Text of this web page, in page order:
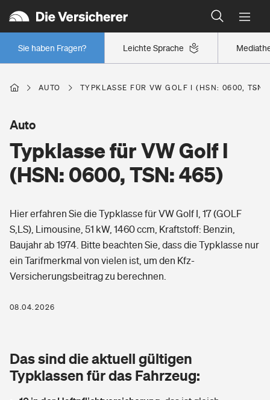
Leichte Sprache
Sie haben Fragen?
Wer versichert was: Jetzt Versicherer finden
Regionalklassen: So ist Ihre Region eingestuft
Wer versichert was: Jetzt Versicherer finden
Berufsunfähigkeitsversicherung
Erwerbsunfähigkeitsversicherung
Grundfähigkeitsversicherung
Arbeitsrechtsschutz
Berufshaftpflichtversicherung
Zur Übersicht
Tools
Wohnen
Glasversicherung
Freizeit
Pri­vate Haft­pflicht­
Kinderunfall­ver­si­che­rung
Gesundheit
Private Krankenversicherung
Dread-Disease-Versicherung
AUTO TYPKLASSE FÜR VW GOLF I (HSN: 0600, TSN:
Typklasse für VW Golf I
(HSN: 0600, TSN: 465)
Auto
Hier erfahren Sie die Typklasse für VW Golf I, 17 (GOLF
S,LS), Limousine, 51 kW, 1460 ccm, Kraftstoff: Benzin,
Baujahr ab 1974. Bitte beachten Sie, dass die Typklasse nur
ein Tarifmerkmal von vielen ist, um den Kfz-
Versicherungsbeitrag zu berechnen.
08.04.2026
Das sind die aktuell gültigen
Typklassen für das Fahrzeug: